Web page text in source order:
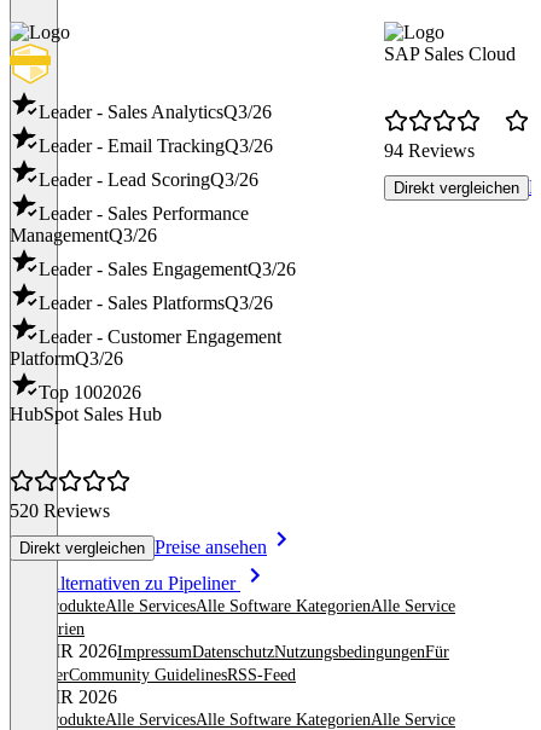
Leader - Sales AnalyticsQ3/26
Leader - Email TrackingQ3/26
Leader - Lead ScoringQ3/26
Leader - Sales Performance
ManagementQ3/26
Leader - Sales EngagementQ3/26
Leader - Sales PlatformsQ3/26
Leader - Customer Engagement
PlatformQ3/26
Top 1002026
HubSpot Sales Hub
520 Reviews
Direkt vergleichen Preise ansehen
SAP Sales Cloud
94 Reviews
Direkt vergleichen
Alle Alternativen zu Pipeliner
Alle ProdukteAlle ServicesAlle Software KategorienAlle Service
Kategorien
© OMR 2026ImpressumDatenschutzNutzungsbedingungenFür
AnbieterCommunity GuidelinesRSS-Feed
© OMR 2026
Alle ProdukteAlle ServicesAlle Software KategorienAlle Service